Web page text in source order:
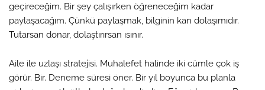
geçireceğim. Bir şey çalışırken öğreneceğim kadar
paylaşacağım. Çünkü paylaşmak, bilginin kan dolaşımıdır.
Tutarsan donar, dolaştırırsan ısınır.
Aile ile uzlaşı stratejisi. Muhalefet halinde iki cümle çok iş
görür. Bir. Deneme süresi öner. Bir yıl boyunca bu planla